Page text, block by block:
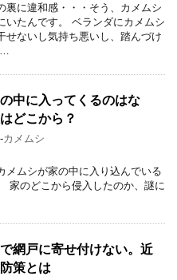
裏に違和感・・・そう、カメムシ
いたんです。 ベランダにカメムシ
せないし気持ち悪いし、踏んづけ
中に入ってくるのはな
どこから？
-カメムシ
メムシが家の中に入り込んでいる
家のどこから侵入したのか、謎に
網戸に寄せ付けない。近
策とは